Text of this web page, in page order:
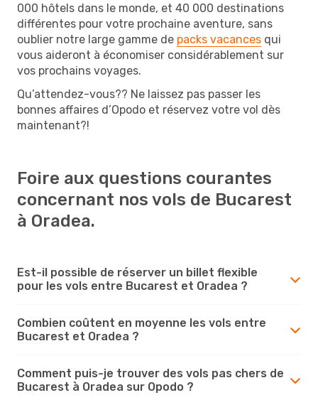
000 hôtels dans le monde, et 40 000 destinations
différentes pour votre prochaine aventure, sans
oublier notre large gamme de packs vacances qui
vous aideront à économiser considérablement sur
vos prochains voyages.
Qu’attendez-vous?? Ne laissez pas passer les
bonnes affaires d’Opodo et réservez votre vol dès
maintenant?!
Foire aux questions courantes
concernant nos vols de Bucarest
à Oradea.
Est-il possible de réserver un billet flexible
pour les vols entre Bucarest et Oradea ?
Combien coûtent en moyenne les vols entre
Bucarest et Oradea ?
Comment puis-je trouver des vols pas chers de
Bucarest à Oradea sur Opodo ?